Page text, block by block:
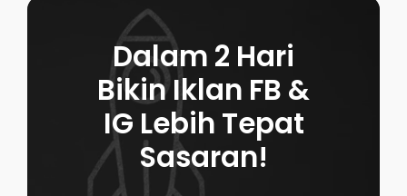
Dalam 2 Hari
Bikin Iklan FB &
IG Lebih Tepat
Sasaran!